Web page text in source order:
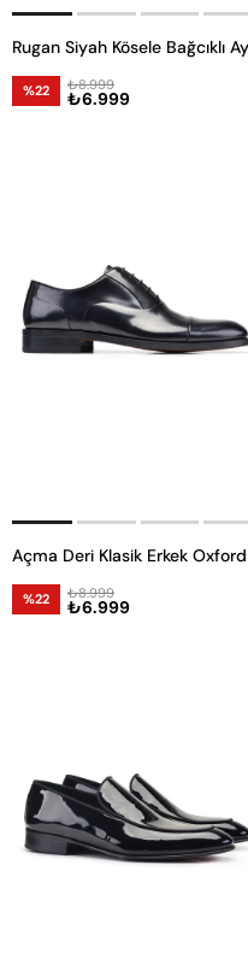
%22 ₺6.999
₺8.999
%22 ₺6.999
₺8.999